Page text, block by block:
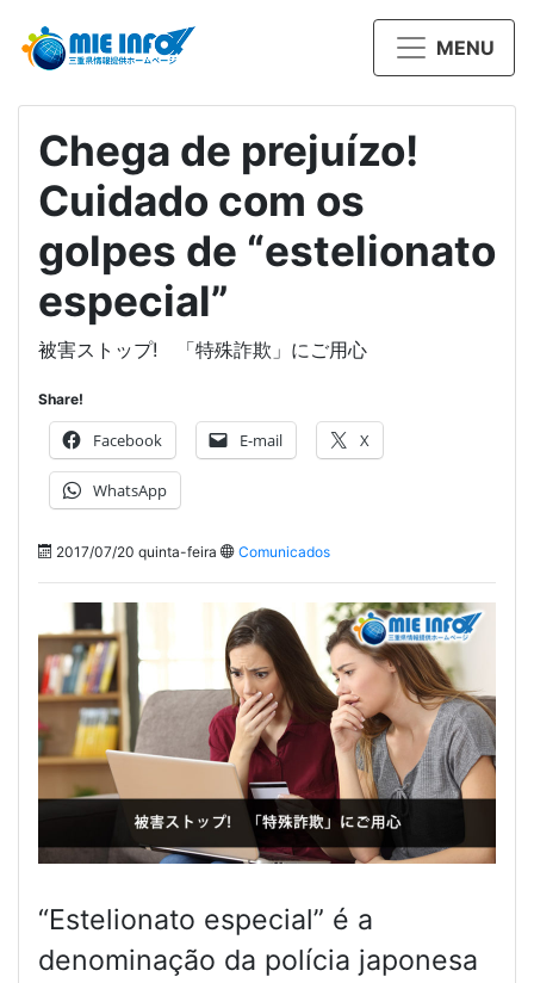
MENU
Chega de prejuízo!
Cuidado com os
golpes de “estelionato
especial”
被害ストップ! 「特殊詐欺」にご用心
Share!
Facebook E-mail X
WhatsApp
2017/07/20 quinta-feira Comunicados
“Estelionato especial” é a
denominação da polícia japonesa